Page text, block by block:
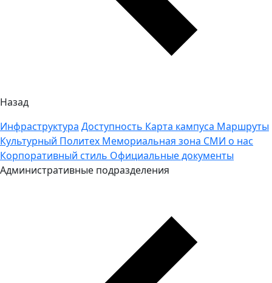
Назад
Инфраструктура Доступность Карта кампуса Маршруты
Культурный Политех Мемориальная зона СМИ о нас
Корпоративный стиль Официальные документы
Административные подразделения